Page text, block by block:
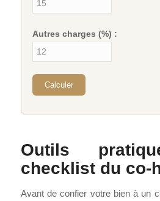
Autres charges (%) :
Calculer
Outils
checklist du co-
Avant de confier votre bien à un